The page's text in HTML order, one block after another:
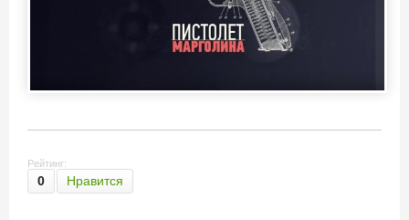
Рейтинг:
0 Нравится